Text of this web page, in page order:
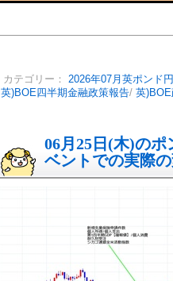
カテゴリー： 2026年07月英ポンド円
英)BOE四半期金融政策報告/ 英
06月25日(木)の
ベントでの実際